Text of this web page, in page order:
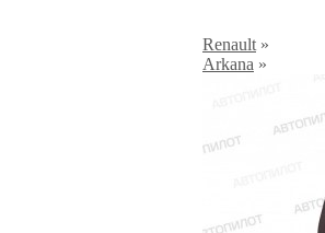
Renault »
Arkana »